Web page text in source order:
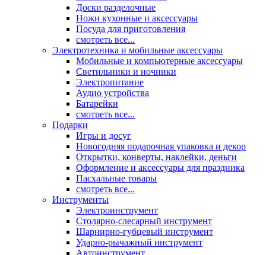
Доски разделочные
Ножи кухонные и аксессуары
Посуда для приготовления
смотреть все...
Электротехника и мобильные аксессуары
Мобильные и компьютерные аксессуары
Светильники и ночники
Электропитание
Аудио устройства
Батарейки
смотреть все...
Подарки
Игры и досуг
Новогодняя подарочная упаковка и декор
Открытки, конверты, наклейки, деньги
Оформление и аксессуары для праздника
Пасхальные товары
смотреть все...
Инструменты
Электроинструмент
Столярно-слесарный инструмент
Шарнирно-губцевый инструмент
Ударно-рычажный инструмент
Автоинструмент